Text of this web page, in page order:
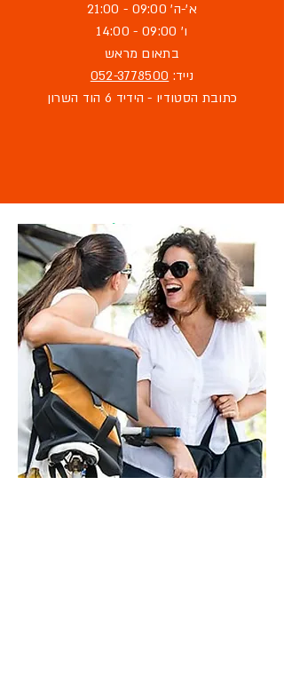
א'-ה' 09:00 - 21:00
ו' 09:00 - 14:00
בתאום מראש
נייד: 052-3778500
כתובת הסטודיו - הידיד 6 הוד השרון
מוזמנת לבקר
בסטודיו